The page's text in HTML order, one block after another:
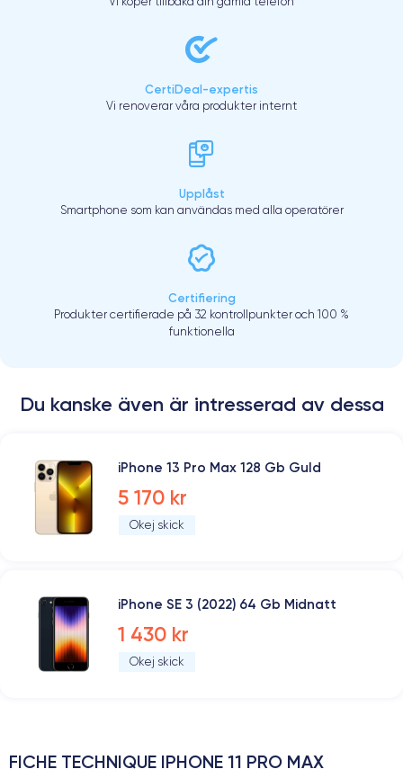
CertiDeal-expertis
Vi renoverar våra produkter internt
Upplåst
Smartphone som kan användas med alla operatörer
Certifiering
Produkter certifierade på 32 kontrollpunkter och 100 %
funktionella
Du kanske även är intresserad av dessa
iPhone 13 Pro Max 128 Gb Guld
5 170 kr
Okej skick
iPhone SE 3 (2022) 64 Gb Midnatt
1 430 kr
Okej skick
FICHE TECHNIQUE IPHONE 11 PRO MAX